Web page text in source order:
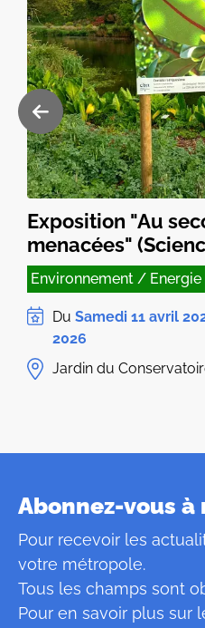
Exposition "Au
menacées"
Environnement / Energie
Du Samedi 11 avril
2026
Jardin du
Abonnez-vous
Pour recevoir les
votre métropole.
Tous les champs sont
Pour en savoir plus sur